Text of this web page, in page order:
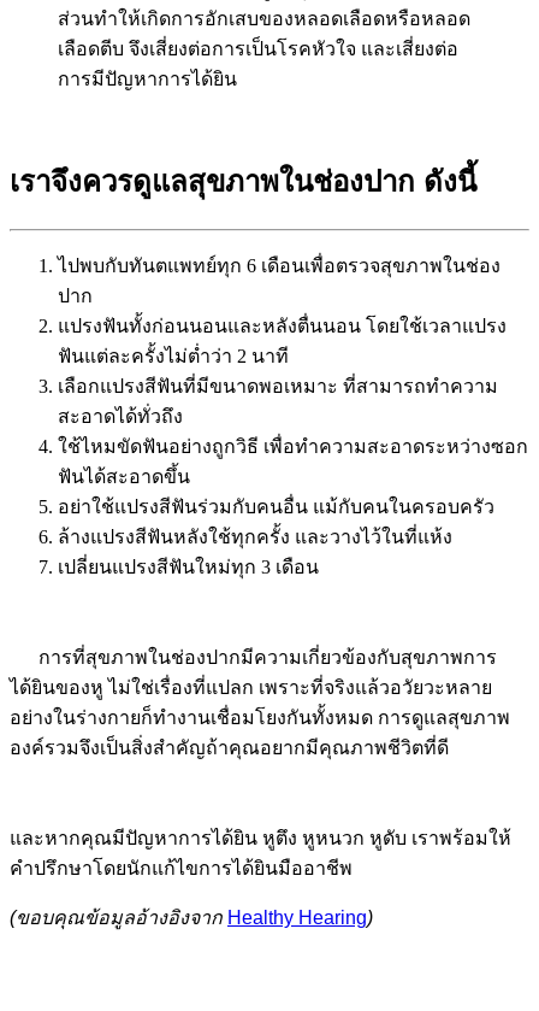
ส่วนทำให้เกิดการอักเสบของหลอดเลือดหรือหลอด
เลือดตีบ จึงเสี่ยงต่อการเป็นโรคหัวใจ และเสี่ยงต่อ
การมีปัญหาการได้ยิน
เราจึงควรดูแลสุขภาพในช่องปาก ดังนี้
ไปพบกับทันตแพทย์ทุก 6 เดือนเพื่อตรวจสุขภาพในช่อง
ปาก
แปรงฟันทั้งก่อนนอนและหลังตื่นนอน โดยใช้เวลาแปรง
ฟันแต่ละครั้งไม่ต่ำว่า 2 นาที
เลือกแปรงสีฟันที่มีขนาดพอเหมาะ ที่สามารถทำความ
สะอาดได้ทั่วถึง
ใช้ไหมขัดฟันอย่างถูกวิธี เพื่อทำความสะอาดระหว่างซอก
ฟันได้สะอาดขึ้น
อย่าใช้แปรงสีฟันร่วมกับคนอื่น แม้กับคนในครอบครัว
ล้างแปรงสีฟันหลังใช้ทุกครั้ง และวางไว้ในที่แห้ง
เปลี่ยนแปรงสีฟันใหม่ทุก 3 เดือน
การที่สุขภาพในช่องปากมีความเกี่ยวข้องกับสุขภาพการ
ได้ยินของหู ไม่ใช่เรื่องที่แปลก เพราะที่จริงแล้วอวัยวะหลาย
อย่างในร่างกายก็ทำงานเชื่อมโยงกันทั้งหมด การดูแลสุขภาพ
องค์รวมจึงเป็นสิ่งสำคัญถ้าคุณอยากมีคุณภาพชีวิตที่ดี
และหากคุณมีปัญหาการได้ยิน หูตึง หูหนวก หูดับ เราพร้อมให้
คำปรึกษาโดยนักแก้ไขการได้ยินมืออาชีพ
(ขอบคุณข้อมูลอ้างอิงจาก Healthy Hearing)